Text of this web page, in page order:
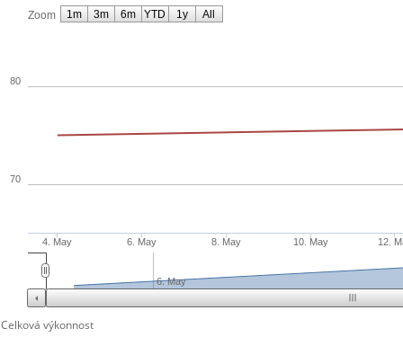
Zoom
4. May 6. May 8. May 10. May 12.
70
80
6. May
1m 3m 6m YTD 1y All
Celková výkonnost